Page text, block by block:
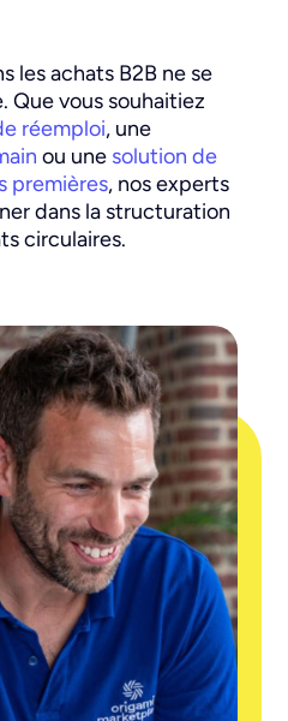
les achats B2B ne se
Que vous souhaitiez
réemploi, une
ou une solution de
premières, nos experts
dans la structuration
circulaires.